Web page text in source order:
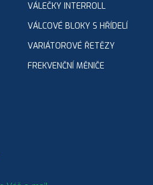
VÁLEČKY INTERROLL
VÁLCOVÉ BLOKY S HŘÍDELÍ
VARIÁTOROVÉ ŘETĚZY
FREKVENČNÍ MĚNIČE